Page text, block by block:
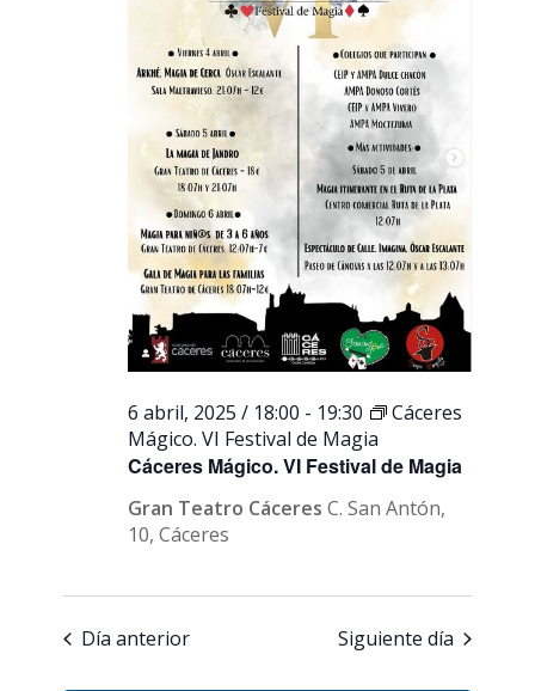
Cáceres Mágico. VI Festival de Magia
6 abril, 2025 / 18:00 - 19:30
Cáceres
Mágico. VI Festival de Magia
Gran Teatro CáceresC. San Antón,
10, Cáceres
Día anterior Siguiente día